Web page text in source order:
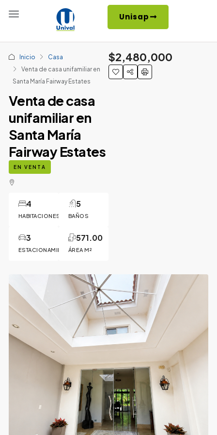
Unisap
Inicio
Casa
Venta de casa unifamiliar en
Santa María Fairway Estates
Venta de casa
unifamiliar en
Santa María
Fairway Estates
EN VENTA
HABITACIONES
4
BAÑOS
5
ESTACIONAMIENTOS
3
ÁREA M²
571.00
$2,480,000